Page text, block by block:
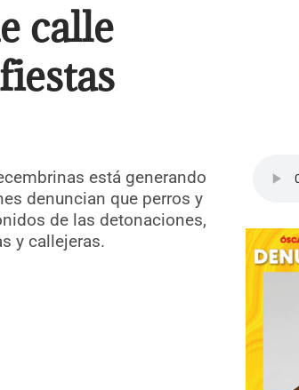
calle
está generando
denuncian que perros y
de las detonaciones,
y callejeras.